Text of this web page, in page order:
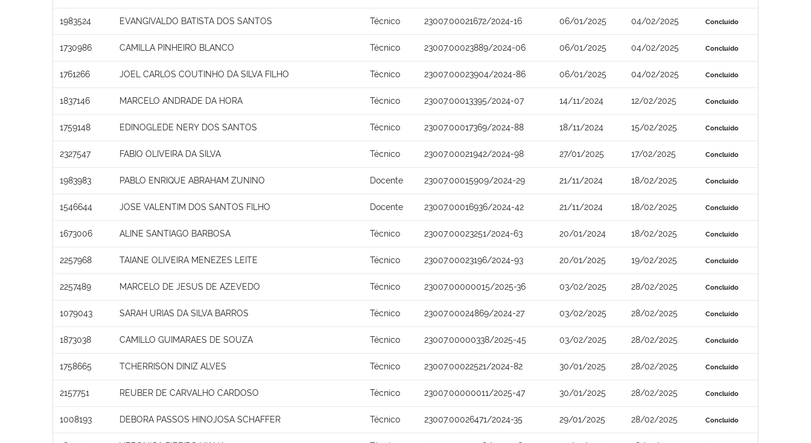
1983524 EVANGIVALDO BATISTA DOS SANTOS Técnico 23007.00021672/2024-16 06/01/2025 04/02/2025 Concluído
1730986 CAMILLA PINHEIRO BLANCO Técnico 23007.00023889/2024-06 06/01/2025 04/02/2025 Concluído
1761266 JOEL CARLOS COUTINHO DA SILVA FILHO Técnico 23007.00023904/2024-86 06/01/2025 04/02/2025 Concluído
1837146 MARCELO ANDRADE DA HORA Técnico 23007.00013395/2024-07 14/11/2024 12/02/2025 Concluído
1759148 EDINOGLEDE NERY DOS SANTOS Técnico 23007.00017369/2024-88 18/11/2024 15/02/2025 Concluído
2327547 FABIO OLIVEIRA DA SILVA Técnico 23007.00021942/2024-98 27/01/2025 17/02/2025 Concluído
1983983 PABLO ENRIQUE ABRAHAM ZUNINO Docente 23007.00015909/2024-29 21/11/2024 18/02/2025 Concluído
1546644 JOSE VALENTIM DOS SANTOS FILHO Docente 23007.00016936/2024-42 21/11/2024 18/02/2025 Concluído
1673006 ALINE SANTIAGO BARBOSA Técnico 23007.00023251/2024-63 20/01/2024 18/02/2025 Concluído
2257968 TAIANE OLIVEIRA MENEZES LEITE Técnico 23007.00023196/2024-93 20/01/2025 19/02/2025 Concluído
2257489 MARCELO DE JESUS DE AZEVEDO Técnico 23007.00000015/2025-36 03/02/2025 28/02/2025 Concluído
1079043 SARAH URIAS DA SILVA BARROS Técnico 23007.00024869/2024-27 03/02/2025 28/02/2025 Concluído
1873038 CAMILLO GUIMARAES DE SOUZA Técnico 23007.00000338/2025-45 03/02/2025 28/02/2025 Concluído
1758665 TCHERRISON DINIZ ALVES Técnico 23007.00022521/2024-82 30/01/2025 28/02/2025 Concluído
2157751 REUBER DE CARVALHO CARDOSO Técnico 23007.00000011/2025-47 30/01/2025 28/02/2025 Concluído
1008193 DEBORA PASSOS HINOJOSA SCHAFFER Técnico 23007.00026471/2024-35 29/01/2025 28/02/2025 Concluído